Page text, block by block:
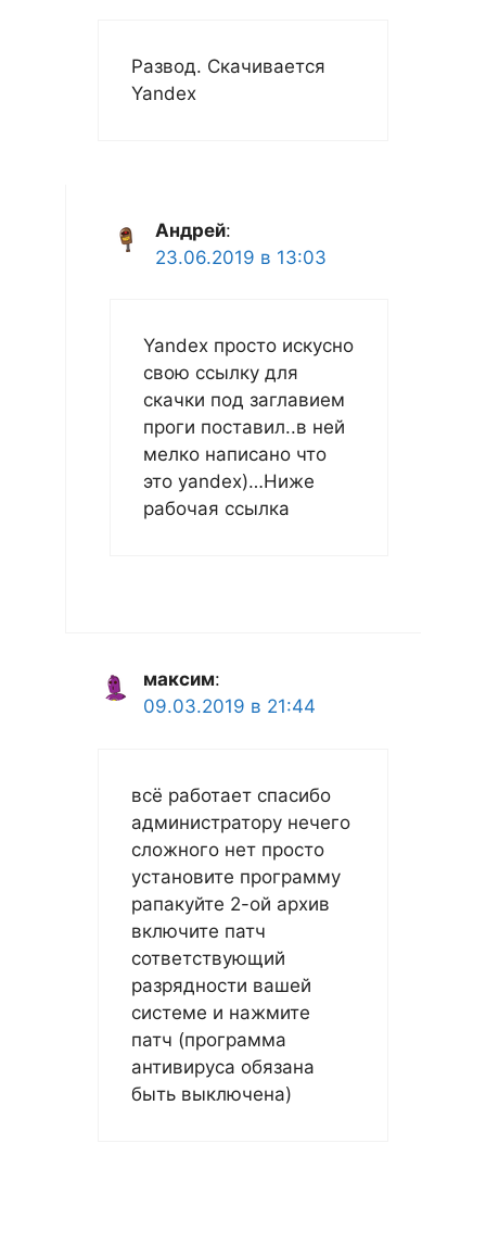
Развод. Скачивается
Yandex
Андрей:
23.06.2019 в 13:03
Yandex просто искусно
свою ссылку для
скачки под заглавием
проги поставил..в ней
мелко написано что
это yandex)…Ниже
рабочая ссылка
максим:
09.03.2019 в 21:44
всё работает спасибо
администратору нечего
сложного нет просто
установите программу
рапакуйте 2-ой архив
включите патч
сответствующий
разрядности вашей
системе и нажмите
патч (программа
антивируса обязана
быть выключена)